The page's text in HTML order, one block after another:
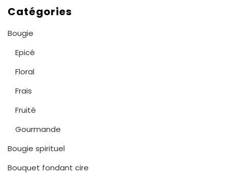
Catégories
Bougie
Epicé
Floral
Frais
Fruité
Gourmande
Bougie spirituel
Bouquet fondant cire